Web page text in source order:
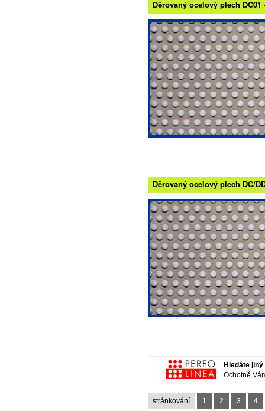
Děrovaný ocelový plech DC01
Děrovaný ocelový plech DC/
Hledáte
Ochotně
stránkování 1 2 3 4